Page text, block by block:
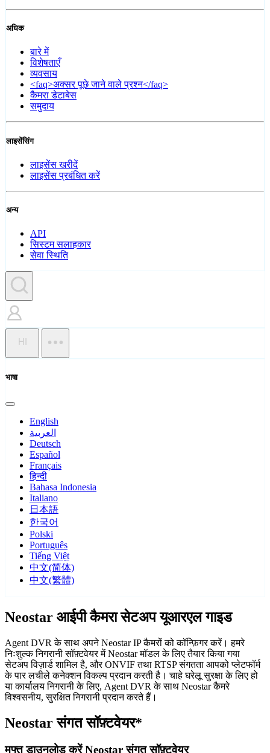
अधिक
बारे में
विशेषताएँ
व्यवसाय
<faq>अक्सर पूछे जाने वाले प्रश्न</faq>
कैमरा डेटाबेस
समुदाय
लाइसेंसिंग
लाइसेंस खरीदें
लाइसेंस प्रबंधित करें
अन्य
API
सिस्टम सलाहकार
सेवा स्थिति
HI
भाषा
English
العربية
Deutsch
Español
Français
हिन्दी
Bahasa Indonesia
Italiano
日本語
한국어
Polski
Português
Tiếng Việt
中文(简体)
中文(繁體)
Neostar आईपी कैमरा सेटअप यूआरएल गाइड
Agent DVR के साथ अपने Neostar IP कैमरों को कॉन्फ़िगर करें। हमरे
निःशुल्क निगरानी सॉफ़्टवेयर में Neostar मॉडल के लिए तैयार किया गया
सेटअप विज़ार्ड शामिल है, और ONVIF तथा RTSP संगतता आपको प्लेटफॉर्म
के पार लचीले कनेक्शन विकल्प प्रदान करती है। चाहे घरेलू सुरक्षा के लिए हो
या कार्यालय निगरानी के लिए, Agent DVR के साथ Neostar कैमरे
विश्वसनीय, सुरक्षित निगरानी प्रदान करते हैं।
Neostar संगत सॉफ़्टवेयर*
मुफ्त डाउनलोड करें Neostar संगत सॉफ़्टवेयर